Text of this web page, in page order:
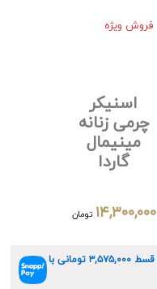
فروش ویژه
اسنیکر
چرمی زنانه
مینیمال
گاردا
۱۴,۳۰۰,۰۰۰ تومان
۳,۵۷۵,۰۰۰تومانی با